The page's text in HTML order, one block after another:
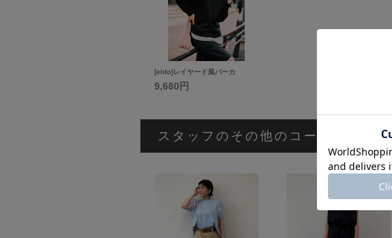
[eldo]レイヤード風パーカ
9,680円
スタッフのその他のコーディネート